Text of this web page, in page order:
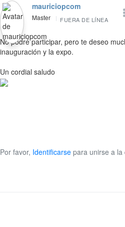
mauriciopcom
Master FUERA DE LÍNEA
No podré participar, pero te deseo
inauguración y la expo.
Un cordial saludo
Por favor, Identificarse para unirse a la